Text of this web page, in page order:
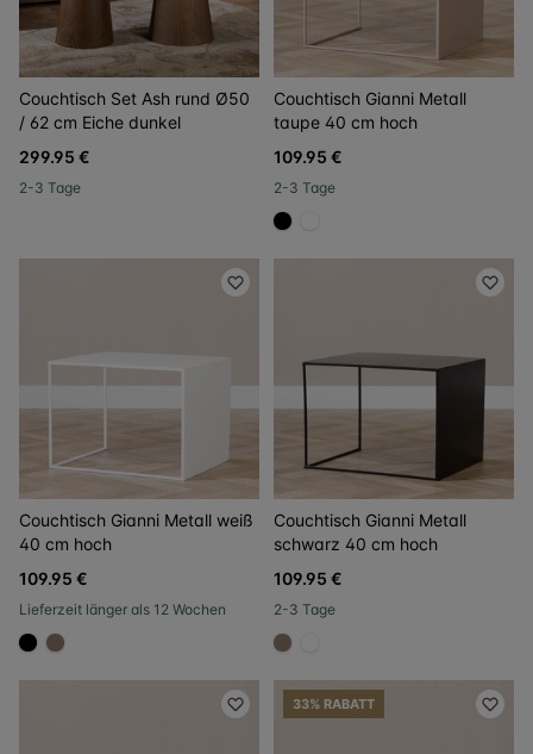
Couchtisch Set Ash rund Ø50
/ 62 cm Eiche dunkel
299.95 €
2-3 Tage
Couchtisch Gianni Metall
taupe 40 cm hoch
109.95 €
2-3 Tage
#000000
Couchtisch Gianni Metall weiß
40 cm hoch
109.95 €
Lieferzeit länger als 12 Wochen
#000000
#967b6a
Couchtisch Gianni Metall
schwarz 40 cm hoch
109.95 €
2-3 Tage
#967b6a
33% RABATT